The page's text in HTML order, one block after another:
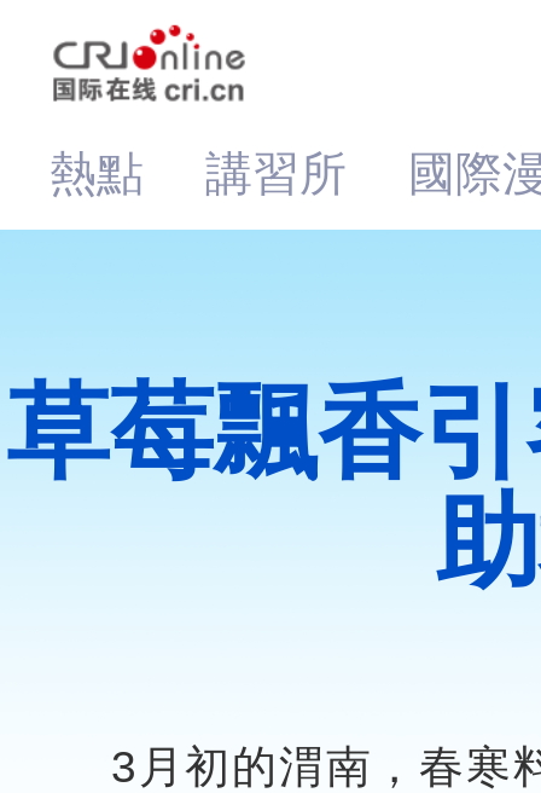
熱點 講習所 國際
草莓飄香
3月初的渭南，春寒